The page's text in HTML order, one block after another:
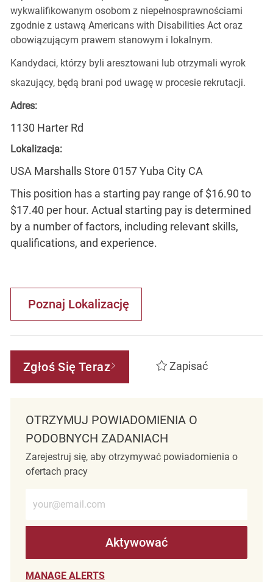
wykwalifikowanym osobom z niepełnosprawnościami
zgodnie z ustawą Americans with Disabilities Act oraz
obowiązującym prawem stanowym i lokalnym.
Kandydaci, którzy byli aresztowani lub otrzymali wyrok
skazujący, będą brani pod uwagę w procesie rekrutacji.
Adres:
1130 Harter Rd
Lokalizacja:
USA Marshalls Store 0157 Yuba City CA
This position has a starting pay range of $16.90 to
$17.40 per hour. Actual starting pay is determined
by a number of factors, including relevant skills,
qualifications, and experience.
Poznaj Lokalizację
Zgłoś Się Teraz Zapisać
OTRZYMUJ POWIADOMIENIA O
PODOBNYCH ZADANIACH
Zarejestruj się, aby otrzymywać powiadomienia o
ofertach pracy
Aktywować
MANAGE ALERTS